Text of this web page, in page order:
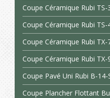
Coupe Céramique Rubi TS-
Coupe Céramique Rubi TS-
Coupe Céramique Rubi TX-
Coupe Céramique Rubi TX-
Coupe Pavé Uni Rubi B-14-
Coupe Plancher Flottant